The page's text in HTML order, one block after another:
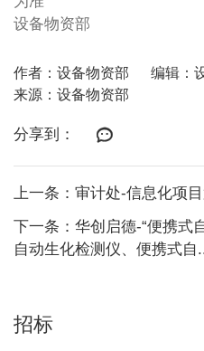
设备物资部
作者：设备物资部
编辑：
来源：设备物资部
分享到：
上一条：审计处-信息化项
下一条：华创启德-“便携式
自动生化检测仪、便携式自
招标